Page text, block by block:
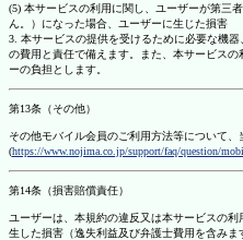
(5) 本サービスの利用に関し、ユーザーが第三
ん。）になった場合、ユーザーに生じた損害
3. 本サービスの提供を受けるために必要な機
の費用と責任で備えます。また、本サービス
ーの負担とします。
第13条（その他）
その他モバイル会員のご利用方法等について、
(https://www.nojima.co.jp/support/faq/question/
第14条（損害賠償責任）
ユーザーは、本規約の違反又は本サービスの
生した損害（逸失利益及び弁護士費用を含みま